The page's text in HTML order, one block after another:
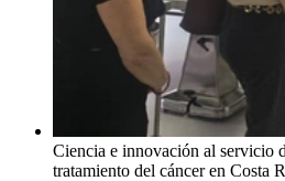
Ciencia e innovación al servicio
tratamiento del cáncer en Costa